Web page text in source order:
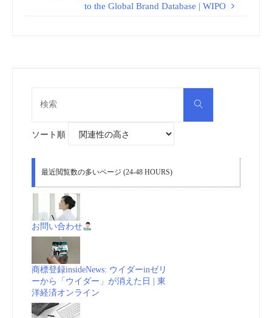
to the Global Brand Database | WIPO
検
ソート順
最近閲覧数の多いページ (24-48 HOURS)
お問い合わせ
商標登録insideNews: ウイダーinゼリ
ーから「ウイダー」が消えた日 | 東
洋経済オンライン